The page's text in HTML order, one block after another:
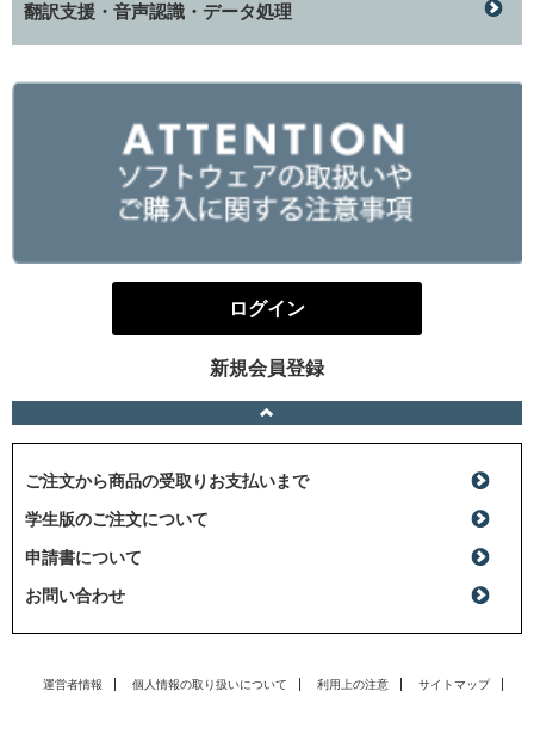
翻訳支援・音声認識・データ処理
ログイン
新規会員登録
ご注文から商品の受取りお支払いまで
学生版のご注文について
申請書について
お問い合わせ
運営者情報 個人情報の取り扱いについて 利用上の注意 サイトマップ